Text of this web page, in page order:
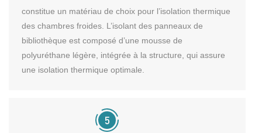
constitue un matériau de choix pour l’isolation thermique
des chambres froides. L’isolant des panneaux de
bibliothèque est composé d’une mousse de
polyuréthane légère, intégrée à la structure, qui assure
une isolation thermique optimale.